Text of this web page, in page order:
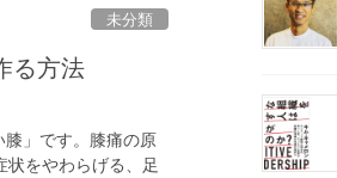
未分類
る方法
」です。膝痛の原
状をやわらげる、足